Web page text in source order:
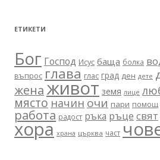
ЕТИКЕТИ
Бог Господ Исус баща болка
въпрос глава глас град ден дете
женаживот земя лице
място начин очи пари помощ
работа радост ръка ръце свят
хора храна църква част